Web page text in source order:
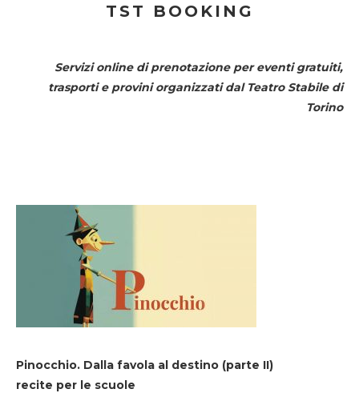
TST BOOKING
Servizi online di prenotazione per eventi gratuiti,
trasporti e provini organizzati dal Teatro Stabile di
Torino
Pinocchio. Dalla favola al destino (parte II)
recite per le scuole